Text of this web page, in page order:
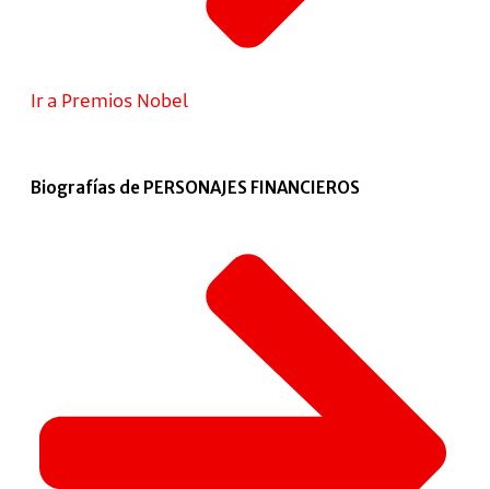
Ir a Premios Nobel
Biografías de PERSONAJES FINANCIEROS